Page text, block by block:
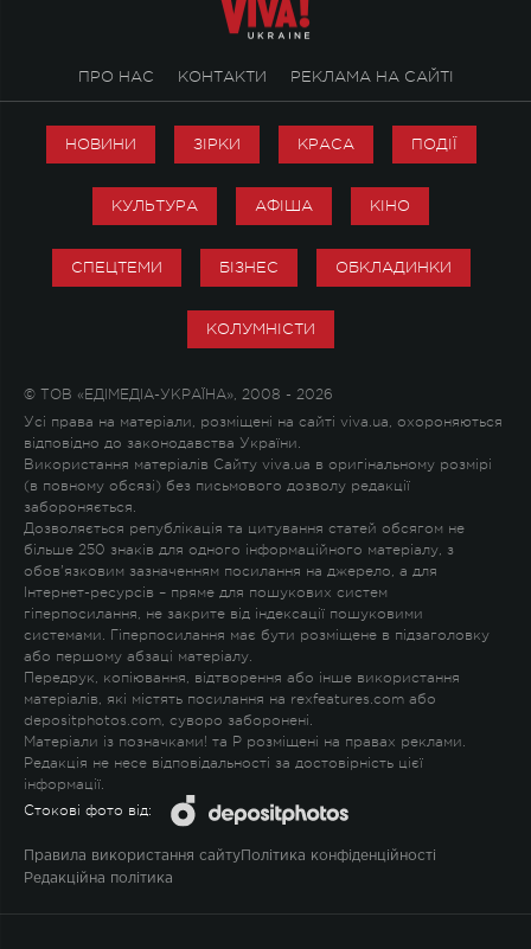
ПРО НАС КОНТАКТИ РЕКЛАМА НА САЙТІ
НОВИНИ ЗІРКИ КРАСА ПОДІЇ
КУЛЬТУРА АФІША КІНО
СПЕЦТЕМИ БІЗНЕС ОБКЛАДИНКИ
КОЛУМНІСТИ
© ТОВ «ЕДІМЕДІА-УКРАЇНА», 2008 - 2026
Усі права на матеріали, розміщені на сайті viva.ua, охороняються
відповідно до законодавства України.
Використання матеріалів Сайту viva.ua в оригінальному розмірі
(в повному обсязі) без письмового дозволу редакції
забороняється.
Дозволяється републікація та цитування статей обсягом не
більше 250 знаків для одного інформаційного матеріалу, з
обов'язковим зазначенням посилання на джерело, а для
Інтернет-ресурсів – пряме для пошукових систем
гіперпосилання, не закрите від індексації пошуковими
системами. Гіперпосилання має бути розміщене в підзаголовку
або першому абзаці матеріалу.
Передрук, копіювання, відтворення або інше використання
матеріалів, які містять посилання на rexfeatures.com або
depositphotos.com, суворо заборонені.
Матеріали із позначками! та P розміщені на правах реклами.
Редакція не несе відповідальності за достовірність цієї
інформації.
Стокові фото від:
Правила використання сайту Політика конфіденційності
Редакційна політика